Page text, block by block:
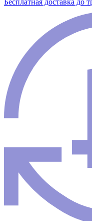
Бесплатная доставка до